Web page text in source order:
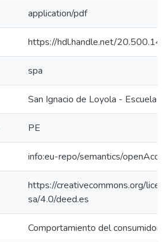
application/pdf
https://hdl.handle.net/
spa
San Ignacio de Loyola - Escuela
PE
info:eu-repo/semantics/
https://creativecommons.org/
sa/4.0/deed.es
Comportamiento del consumidor